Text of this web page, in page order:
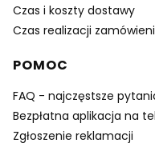
Czas i koszty dostawy
Czas realizacji
POMOC
FAQ - najczęstsze
Bezpłatna aplikacja na
Zgłoszenie reklamacji